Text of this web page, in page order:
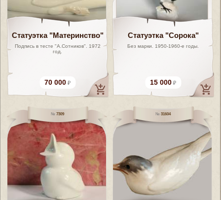
Статуэтка "Материнство"
Подпись в тесте "А.Сотников". 1972
год.
70 000
Статуэтка "Сорока"
Без марки. 1950-1960-е годы.
15 000
7309 31604